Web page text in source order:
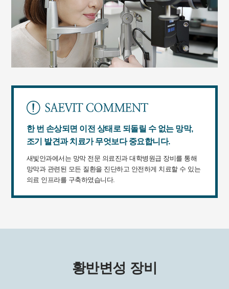
한 번 손상되면 이전 상태로 되돌릴 수 없는 망막,
조기 발견과 치료가 무엇보다 중요합니다.
새빛안과에서는 망막 전문 의료진과 대학병원급 장비를 통해
망막과 관련된 모든 질환을 진단하고 안전하게 치료할 수 있는
의료 인프라를 구축하였습니다.
황반변성 장비